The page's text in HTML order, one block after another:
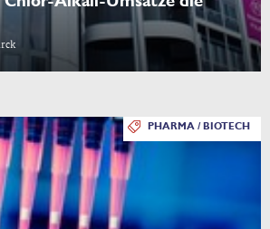
PHARMA / BIOTECH